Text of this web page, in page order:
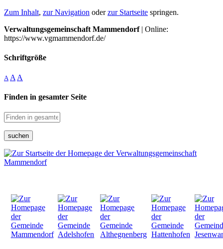
Zum Inhalt, zur Navigation oderzur Startseite springen.
Verwaltungsgemeinschaft Mammendorf| Online:
https://www.vgmammendorf.de/
Schriftgröße
A A A
Finden in gesamter Seite
suchen